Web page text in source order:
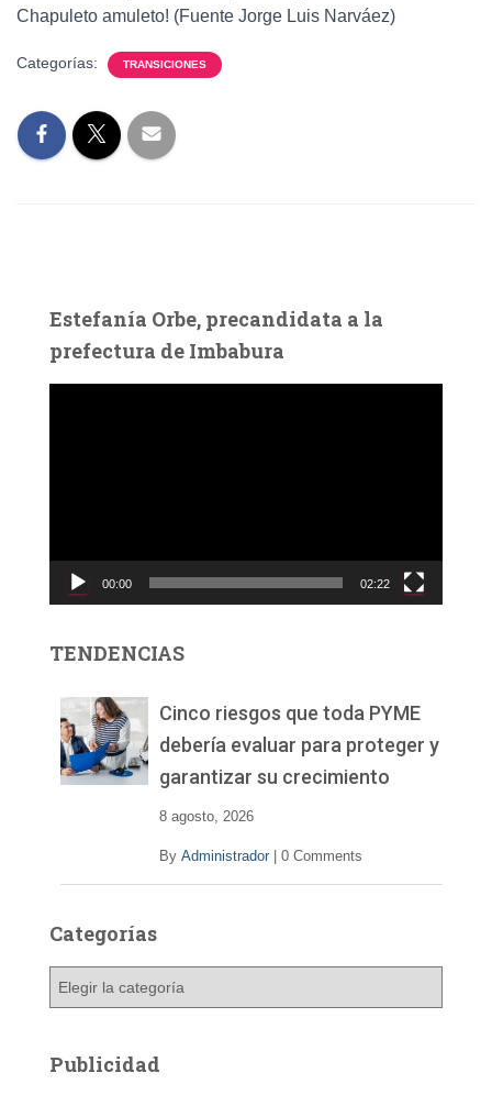
Chapuleto amuleto! (Fuente Jorge Luis Narváez)
Categorías: TRANSICIONES
Estefanía Orbe, precandidata a la
prefectura de Imbabura
c
d
00:00 02:22
TENDENCIAS
Cinco riesgos que toda PYME
debería evaluar para proteger y
garantizar su crecimiento
8 agosto, 2026
By Administrador 0 Comments
Categorías
g
Publicidad